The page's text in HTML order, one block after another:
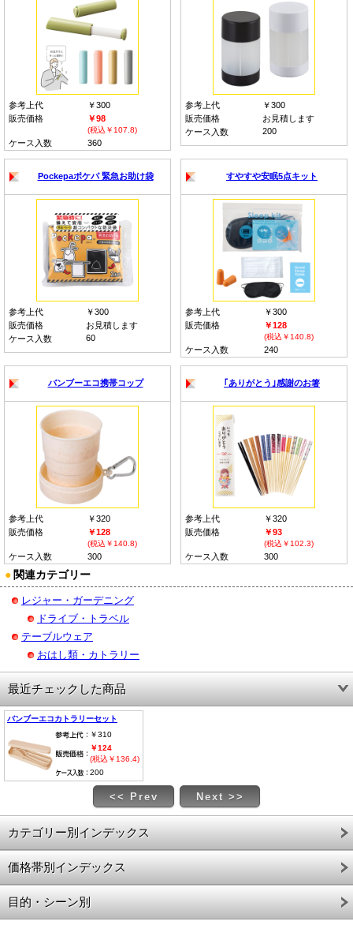
参考上代
￥300
販売価格
￥98
(税込￥107.8)
ケース入数 360
参考上代
￥300
販売価格
お見積します
ケース入数
200
Pockepaポケパ 緊急お助け袋
参考上代
￥300
販売価格
お見積します
ケース入数
60
すやすや安眠5点キット
参考上代
￥300
販売価格
￥128
(税込￥140.8)
ケース入数 240
バンブーエコ携帯コップ
参考上代
￥320
販売価格
￥128
(税込￥140.8)
ケース入数 300
｢ありがとう｣感謝のお箸
参考上代
￥320
販売価格
￥93
(税込￥102.3)
ケース入数 300
● 関連カテゴリー
レジャー・ガーデニング
ドライブ・トラベル
テーブルウェア
おはし類・カトラリー
最近チェックした商品
バンブーエコカトラリーセット
￥310
￥124
(税込￥136.4)
200
<< Prev Next >>
カテゴリー別インデックス
価格帯別インデックス
目的・シーン別